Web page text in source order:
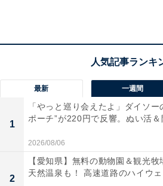
かを口々に語ったが、田中君はイ
それもそのはず。トイレから帰っ
「そろそろ帰る」と言って席を立
21時半だった。
「『この後バーでも行く？』って
最新 一週間
1
「やっと巡り会えたよ」ダイソー
ポーチ”が220円で反響。ぬい活＆
2026/08/06
2
【愛知県】無料の動物園＆観光
天然温泉も！ 高速道路のハイウェ